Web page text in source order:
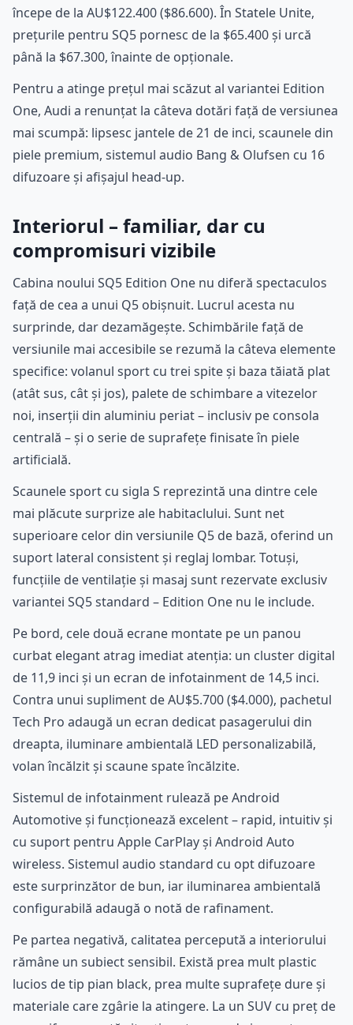
începe de la AU$122.400 ($86.600). În Statele Unite,
prețurile pentru SQ5 pornesc de la $65.400 și urcă
până la $67.300, înainte de opționale.
Pentru a atinge prețul mai scăzut al variantei Edition
One, Audi a renunțat la câteva dotări față de versiunea
mai scumpă: lipsesc jantele de 21 de inci, scaunele din
piele premium, sistemul audio Bang & Olufsen cu 16
difuzoare și afișajul head-up.
Interiorul – familiar, dar cu
compromisuri vizibile
Cabina noului SQ5 Edition One nu diferă spectaculos
față de cea a unui Q5 obișnuit. Lucrul acesta nu
surprinde, dar dezamăgește. Schimbările față de
versiunile mai accesibile se rezumă la câteva elemente
specifice: volanul sport cu trei spite și baza tăiată plat
(atât sus, cât și jos), palete de schimbare a vitezelor
noi, inserții din aluminiu periat – inclusiv pe consola
centrală – și o serie de suprafețe finisate în piele
artificială.
Scaunele sport cu sigla S reprezintă una dintre cele
mai plăcute surprize ale habitaclului. Sunt net
superioare celor din versiunile Q5 de bază, oferind un
suport lateral consistent și reglaj lombar. Totuși,
funcțiile de ventilație și masaj sunt rezervate exclusiv
variantei SQ5 standard – Edition One nu le include.
Pe bord, cele două ecrane montate pe un panou
curbat elegant atrag imediat atenția: un cluster digital
de 11,9 inci și un ecran de infotainment de 14,5 inci.
Contra unui supliment de AU$5.700 ($4.000), pachetul
Tech Pro adaugă un ecran dedicat pasagerului din
dreapta, iluminare ambientală LED personalizabilă,
volan încălzit și scaune spate încălzite.
Sistemul de infotainment rulează pe Android
Automotive și funcționează excelent – rapid, intuitiv și
cu suport pentru Apple CarPlay și Android Auto
wireless. Sistemul audio standard cu opt difuzoare
este surprinzător de bun, iar iluminarea ambientală
configurabilă adaugă o notă de rafinament.
Pe partea negativă, calitatea percepută a interiorului
rămâne un subiect sensibil. Există prea mult plastic
lucios de tip pian black, prea multe suprafețe dure și
materiale care zgârie la atingere. La un SUV cu preț de